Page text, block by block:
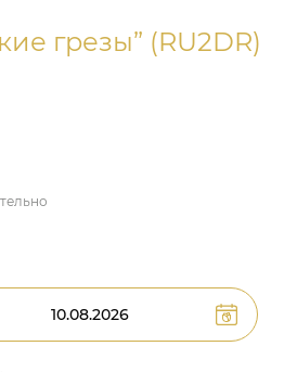
грезы” (RU2DR)